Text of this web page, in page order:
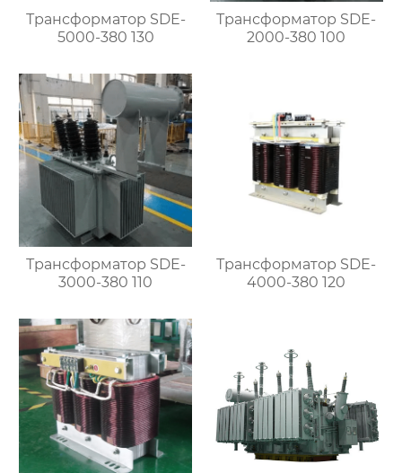
Трансформатор SDE-
5000-380 130
Трансформатор SDE-
2000-380 100
Трансформатор SDE-
3000-380 110
Трансформатор SDE-
4000-380 120